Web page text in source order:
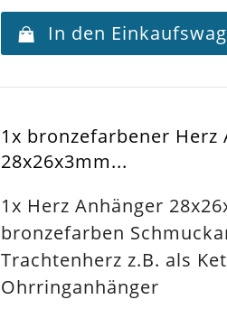
In den
1x bronzefarbener Herz
28x26x3mm...
1x Herz Anhänger
bronzefarben
Trachtenherz z.B. als
Ohrringanhänger